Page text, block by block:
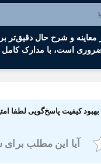
و شرح حال دقیق‌تر برای
است، با مدارک کامل تشریف
پاسخ‌گویی لطفا امتیاز
آیا این مطلب برای شما